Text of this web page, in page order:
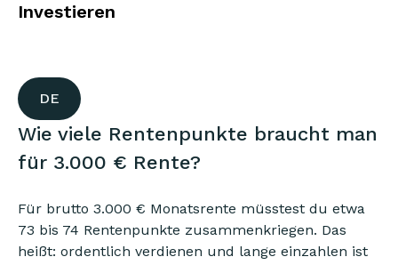
Investieren
DE
Wie viele Rentenpunkte braucht man
für 3.000 € Rente?
Für brutto 3.000 € Monatsrente müsstest du etwa
73 bis 74 Rentenpunkte zusammenkriegen. Das
heißt: ordentlich verdienen und lange einzahlen ist